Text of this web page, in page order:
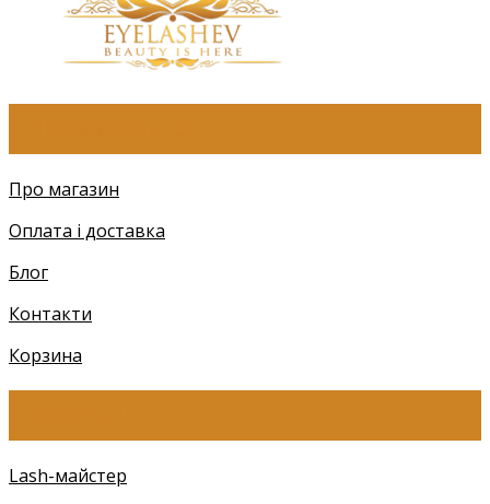
Про магазин
Оплата і доставка
Блог
Контакти
Корзина
Lash-майстер